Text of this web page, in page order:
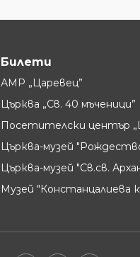
Билети
АМР „Царевец”
Църква „Св. 40 мъченици”
Посетителски център
Църква-музей
Църква-музей "Св.св.
Музей "Констанцалиева